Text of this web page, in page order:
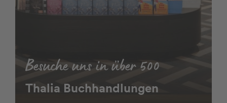
Besuche uns in über 500
Thalia Buchhandlungen